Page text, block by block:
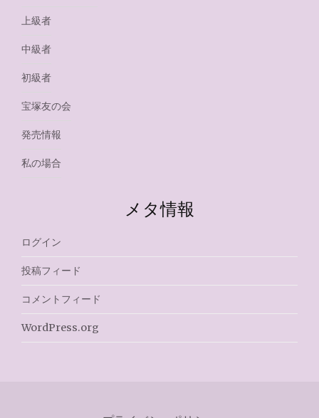
上級者
中級者
初級者
宝塚友の会
発売情報
私の場合
メタ情報
ログイン
投稿フィード
コメントフィード
WordPress.org